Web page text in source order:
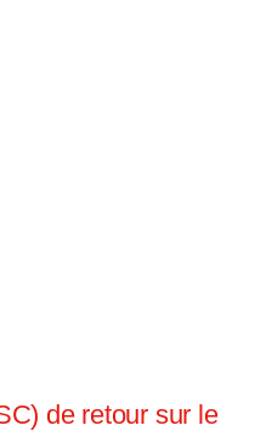
de retour sur le